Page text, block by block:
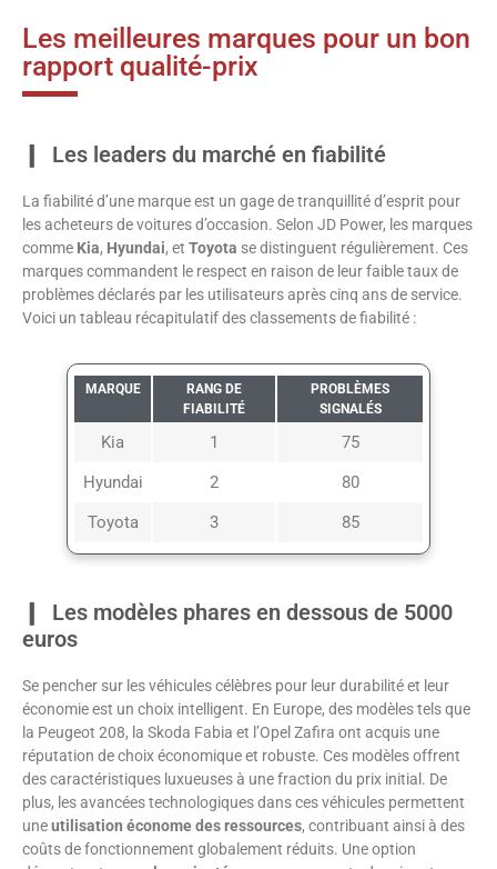
Les meilleures marques pour un bon
rapport qualité-prix
Les leaders du marché en fiabilité
La fiabilité d’une marque est un gage de tranquillité d’esprit pour
les acheteurs de voitures d’occasion. Selon JD Power, les marques
comme Kia, Hyundai, et Toyota se distinguent régulièrement. Ces
marques commandent le respect en raison de leur faible taux de
problèmes déclarés par les utilisateurs après cinq ans de service.
Voici un tableau récapitulatif des classements de fiabilité :
MARQUE
RANG DE
FIABILITÉ
PROBLÈMES
SIGNALÉS
Kia 1
75
Hyundai
2
80
Toyota
3 85
Les modèles phares en dessous de 5000
euros
Se pencher sur les véhicules célèbres pour leur durabilité et leur
économie est un choix intelligent. En Europe, des modèles tels que
la Peugeot 208, la Skoda Fabia et l’Opel Zafira ont acquis une
réputation de choix économique et robuste. Ces modèles offrent
des caractéristiques luxueuses à une fraction du prix initial. De
plus, les avancées technologiques dans ces véhicules permettent
uneutilisation économe des ressources, contribuant ainsi à des
coûts de fonctionnement globalement réduits. Une option